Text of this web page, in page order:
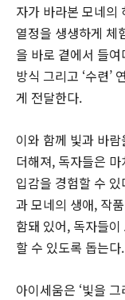
자가 바라본 모네의
열정을 생생하게 체
을 바로 곁에서 들
방식 그리고 ‘수련’
게 전달한다.
이와 함께 빛과 바
더해져, 독자들은
입감을 경험할 수
과 모네의 생애, 작
함돼 있어, 독자들
할 수 있도록 돕는다.
아이세움은 ‘빛을